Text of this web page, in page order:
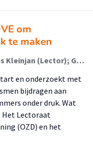
om
te maken
Minke Nieuwboer (Lector); Marloes Kleinjan (Lector); Geert Rutten (Onderzoeker); José Peeters (Onderzoeker)
en onderzoekt met
bijdragen aan
onder druk. Wat
Het Lectoraat
(OZD) en het